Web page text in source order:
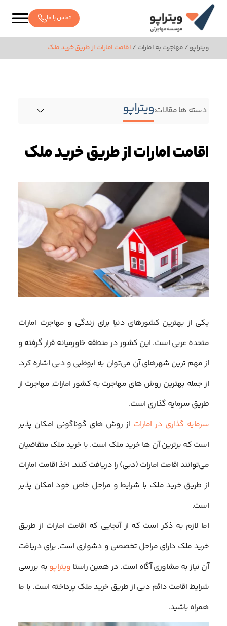
تماس با ما
ویتراپو/مهاجرت به امارات/اقامت امارات از طریق خرید ملک
دسته ها مقالات:ویتراپو
اقامت امارات از طریق خرید ملک
یکی از بهترین کشورهای دنیا برای زندگی و مهاجرت امارات
متحده عربی است. این کشور در منطقه خاورمیانه قرار گرفته و
از مهم ترین شهرهای آن می‌توان به ابوظبی و دبی اشاره کرد.
از جمله بهترین روش های مهاجرت به کشور امارات, مهاجرت از
طریق سرمایه گذاری است.
سرمایه گذاری در امارات از روش های گوناگونی امکان پذیر
است که برترین آن ها خرید ملک است. با خرید ملک متقاضیان
می‌توانند اقامت امارات (دبی) را دریافت کنند. اخذ اقامت امارات
از طریق خرید ملک با شرایط و مراحل خاص خود امکان پذیر
است.
اما لازم به ذکر است که از آنجایی که اقامت امارات از طریق
خرید ملک دارای مراحل تخصصی و دشواری است, برای دریافت
آن نیاز به مشاوری آگاه است. در همین راستا ویتراپو به بررسی
شرایط اقامت دائم دبی از طریق خرید ملک پرداخته است. با ما
همراه باشید.